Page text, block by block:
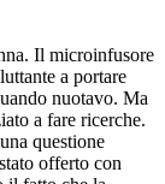
Il microinfusore
a portare
nuotavo. Ma
a fare ricerche.
questione
offerto con